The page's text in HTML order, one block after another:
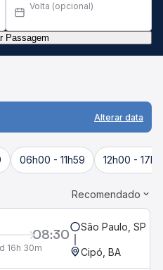
Volta (opcional)
Passagem
Alterar data
06h00 - 11h59 12h00 -
Recomendado
08:30
16h 30m
São Paulo, SP -
Cipó, BA